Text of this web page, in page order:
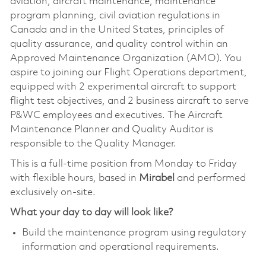
program planning, civil aviation regulations in
Canada and in the United States, principles of
quality assurance, and quality control within an
Approved Maintenance Organization (AMO). You
aspire to joining our Flight Operations department,
equipped with 2 experimental aircraft to support
flight test objectives, and 2 business aircraft to serve
P&WC employees and executives. The Aircraft
Maintenance Planner and Quality Auditor is
responsible to the Quality Manager.
This is a full-time position from Monday to Friday
with flexible hours, based in Mirabel and performed
exclusively on-site.
What your day to day will look like?
Build the maintenance program using regulatory
information and operational requirements.